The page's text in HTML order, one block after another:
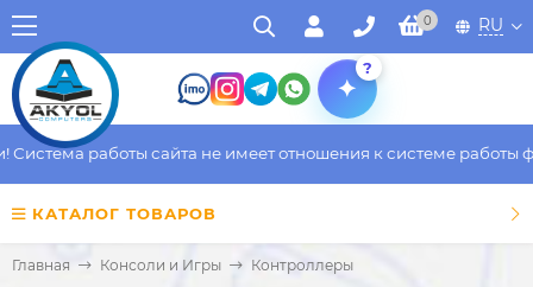
0 RU
?
работы сайта не имеет отношения к системе работы
КАТАЛОГ ТОВАРОВ
Главная Консоли и Игры Контроллеры